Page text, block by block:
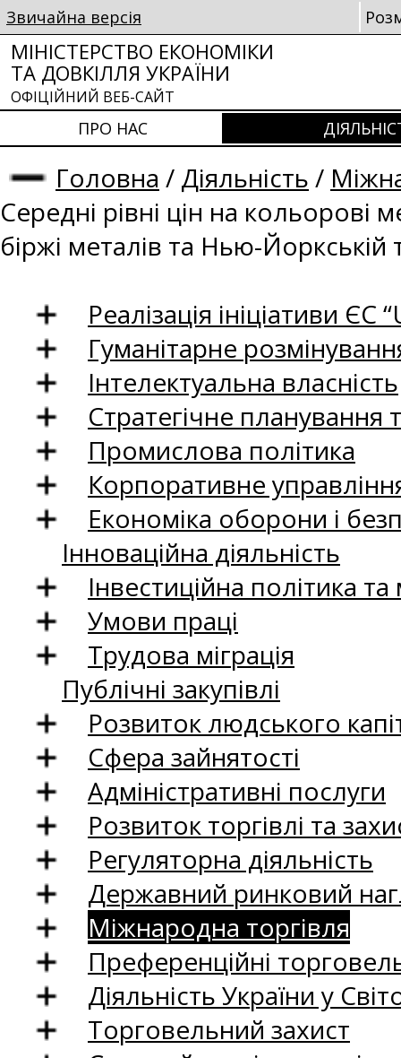
Звичайна версія
МІНІСТЕРСТВО ЕКОНОМІКИ
ТА ДОВКІЛЛЯ УКРАЇНИ
ОФІЦІЙНИЙ ВЕБ-САЙТ
ПРО НАС
Головна / Діяльність /
Середні рівні цін на кольорові
біржі металів та Нью-Йоркській
Реалізація ініціативи ЄС
Гуманітарне
Інтелектуальна власність
Стратегічне
Промислова політика
Корпоративне
Економіка оборони і
Інноваційна діяльність
Інвестиційна політика
Умови праці
Трудова міграція
Публічні закупівлі
Розвиток людського
Сфера зайнятості
Адміністративні послуги
Розвиток торгівлі та
Регуляторна діяльність
Державний ринковий
Міжнародна торгівля
Преференційні
Діяльність України у
Торговельний захист